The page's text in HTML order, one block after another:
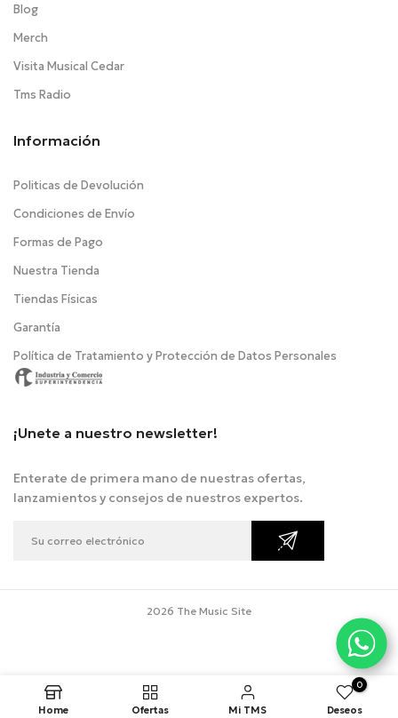
Blog
Merch
Visita Musical Cedar
Tms Radio
Información
Politicas de Devolución
Condiciones de Envío
Formas de Pago
Nuestra Tienda
Tiendas Físicas
Garantía
Política de Tratamiento y Protección de Datos Personales
¡Unete a nuestro newsletter!
Enterate de primera mano de nuestras ofertas,
lanzamientos y consejos de nuestros expertos.
2026 The Music Site
Home Ofertas Mi TMS
0
Deseos